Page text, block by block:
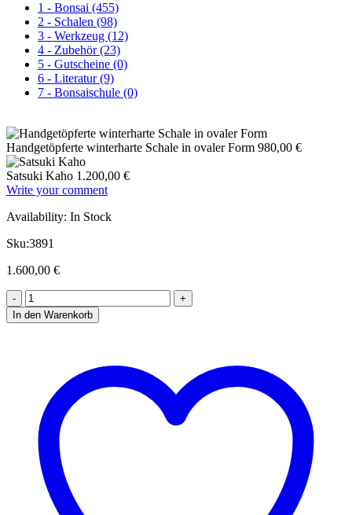
1 - Bonsai (455)
2 - Schalen (98)
3 - Werkzeug (12)
4 - Zubehör (23)
5 - Gutscheine (0)
6 - Literatur (9)
7 - Bonsaischule (0)
Handgetöpferte winterharte Schale in ovaler Form 980,00 €
Satsuki Kaho 1.200,00 €
Write your comment
Availability: In Stock
Sku:3891
1.600,00 €
In den Warenkorb